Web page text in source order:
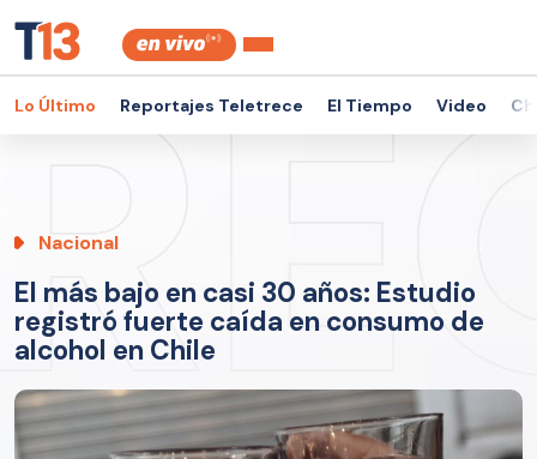
Lo Último Reportajes Teletrece El Tiempo Video
Nacional
El más bajo en casi 30 años: Estudio
registró fuerte caída en consumo de
alcohol en Chile